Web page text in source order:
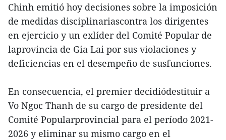
Chinh emitió hoy decisiones sobre la imposición
de medidas disciplinariascontra los dirigentes
en ejercicio y un exlíder del Comité Popular de
laprovincia de Gia Lai por sus violaciones y
deficiencias en el desempeño de susfunciones.
En consecuencia, el premier decidiódestituir a
Vo Ngoc Thanh de su cargo de presidente del
Comité Popularprovincial para el período 2021-
2026 y eliminar su mismo cargo en el